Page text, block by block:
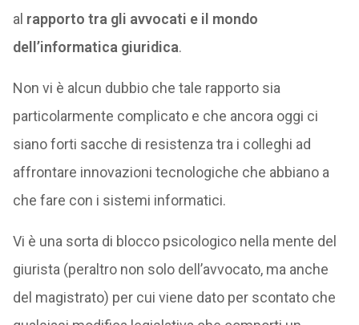
al rapporto tra gli avvocati e il mondo
dell’informatica giuridica.
Non vi è alcun dubbio che tale rapporto sia
particolarmente complicato e che ancora oggi ci
siano forti sacche di resistenza tra i colleghi ad
affrontare innovazioni tecnologiche che abbiano a
che fare con i sistemi informatici.
Vi è una sorta di blocco psicologico nella mente del
giurista (peraltro non solo dell’avvocato, ma anche
del magistrato) per cui viene dato per scontato che